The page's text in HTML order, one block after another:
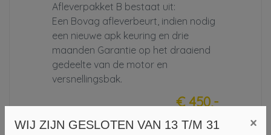
Afleverpakket B bestaat uit:
Een Bovag afleverbeurt, indien nodig
een nieuwe apk keuring en drie
maanden Garantie op het draaiend
gedeelte van de motor en
versnellingsbak.
€ 450,-
WIJ ZIJN GESLOTEN VAN 13 T/M 31 ×